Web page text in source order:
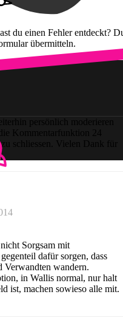
du einen Fehler entdeckt?
übermitteln.
persönlich moderieren
Kommentarfunktion 24
schliessen. Vielen Dank für
Sorgsam mit
dafür sorgen, dass
Verwandten wandern.
in Wallis normal, nur halt
ist, machen sowieso alle mit.